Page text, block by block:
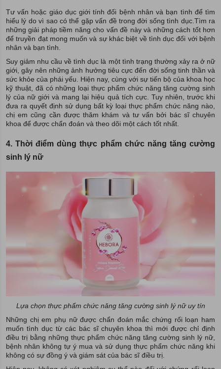
Tư vấn hoặc giáo dục giới tính đối bệnh nhân và bạn tình để tìm
hiểu lý do vì sao có thể gặp vấn đề trong đời sống tình dục.Tìm ra
những giải pháp tiềm năng cho vấn đề này và những cách tốt hơn
để truyền đạt mong muốn và sự khác biệt về tình dục đối với bệnh
nhân và bạn tình.
Suy giảm nhu cầu về tình dục là một tình trạng thường xảy ra ở nữ
giới, gây nên những ảnh hưởng tiêu cực đến đời sống tinh thần và
sức khỏe của phái yếu. Hiện nay, cùng với sự tiến bộ của khoa học
kỹ thuật, đã có những loại thực phẩm chức năng tăng cường sinh
lý của nữ giới và mang lại hiệu quả tích cực. Tuy nhiên, trước khi
đưa ra quyết định sử dụng bất kỳ loại thực phẩm chức năng nào,
chị em cũng cần được thăm khám và tư vấn bởi bác sĩ chuyên
khoa để được chẩn đoán và theo dõi một cách tốt nhất.
4. Thời điểm dùng thực phẩm chức năng tăng cường
sinh lý nữ
Lựa chọn thực phẩm chức năng tăng cường sinh lý nữ uy tín
Những chị em phụ nữ được chẩn đoán mắc chứng rối loạn ham
muốn tình dục từ các bác sĩ chuyên khoa thì mới được chỉ định
điều trị bằng những thực phẩm chức năng tăng cường sinh lý nữ,
bệnh nhân không tự ý mua và sử dụng thực phẩm chức năng khi
không có sự đồng ý và giám sát của bác sĩ điều trị.